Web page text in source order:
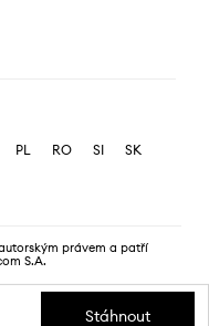
PL RO SI
SK
právem a patří
S.A.
Stáhnout